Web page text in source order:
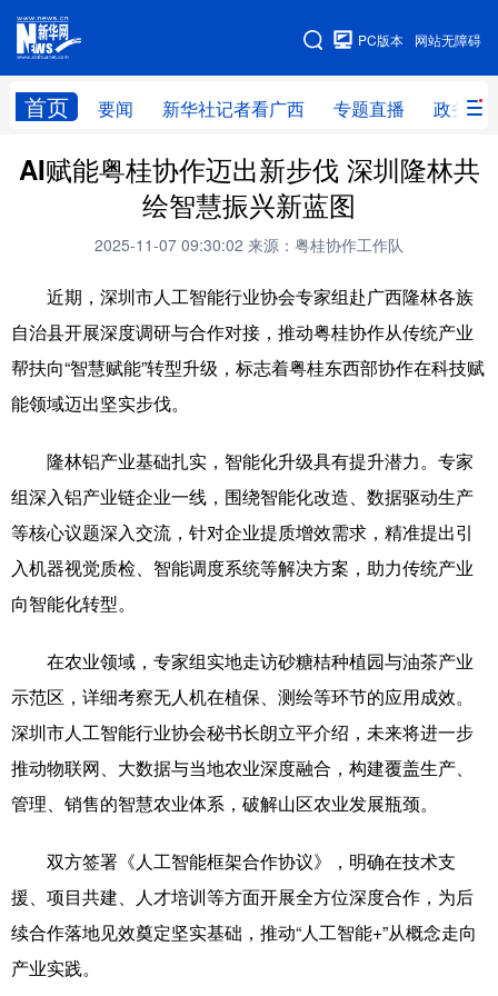
网站无障碍
PC版本
首页 要闻 新华社记者看广西 专题直播 政务信
网站地图
广西频道
新华社记者 专题直播
新华网导航
学习进行时
台湾 思客智库 全球连线 教育
科技 科普 体育 文化
健康 军事 访谈 视频
食品 人居 信息化 乡村振兴
溯源中国 城市 旅游 能源
会展 彩票 娱乐 时尚
悦读 公益 书画 一带一路
亚太网 上市公司 文化产业
地方频道
AI赋能粤桂协作迈出新步伐 深圳隆林共
绘智慧振兴新蓝图
2025-11-07 09:30:02 来源：粤桂协作工作队
近期，深圳市人工智能行业协会专家组赴广西隆林各族
自治县开展深度调研与合作对接，推动粤桂协作从传统产业
帮扶向“智慧赋能”转型升级，标志着粤桂东西部协作在科技赋
能领域迈出坚实步伐。
隆林铝产业基础扎实，智能化升级具有提升潜力。专家
组深入铝产业链企业一线，围绕智能化改造、数据驱动生产
等核心议题深入交流，针对企业提质增效需求，精准提出引
入机器视觉质检、智能调度系统等解决方案，助力传统产业
向智能化转型。
在农业领域，专家组实地走访砂糖桔种植园与油茶产业
示范区，详细考察无人机在植保、测绘等环节的应用成效。
深圳市人工智能行业协会秘书长朗立平介绍，未来将进一步
推动物联网、大数据与当地农业深度融合，构建覆盖生产、
管理、销售的智慧农业体系，破解山区农业发展瓶颈。
双方签署《人工智能框架合作协议》，明确在技术支
援、项目共建、人才培训等方面开展全方位深度合作，为后
续合作落地见效奠定坚实基础，推动“人工智能+”从概念走向
产业实践。